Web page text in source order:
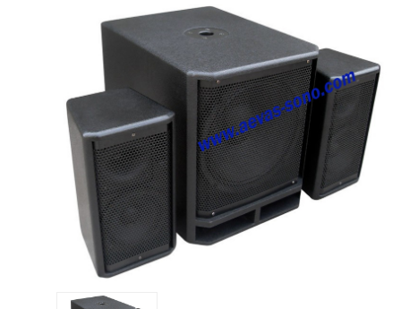
Sonorisation
Accessoires Pieds Cellules Diamants
Accessoires Enceintes
Accessoires Micro, Pieds De Régie
Cellule (s)
Diamants
Pieds D'enceintes